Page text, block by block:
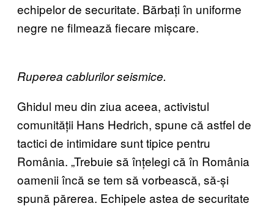
echipelor de securitate. Bărbați în uniforme
negre ne filmează fiecare mișcare.
Ruperea cablurilor seismice.
Ghidul meu din ziua aceea, activistul
comunității Hans Hedrich, spune că astfel de
tactici de intimidare sunt tipice pentru
România. „Trebuie să înțelegi că în România
oamenii încă se tem să vorbească, să-și
spună părerea. Echipele astea de securitate